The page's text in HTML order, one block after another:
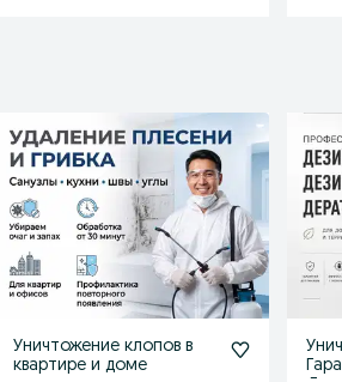
Уничтожение клопов в
квартире и доме